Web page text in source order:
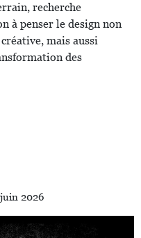
recherche
à penser le design non
mais aussi
des
2026